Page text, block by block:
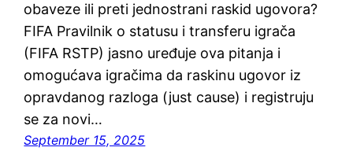
obaveze ili preti jednostrani raskid ugovora?
FIFA Pravilnik o statusu i transferu igrača
(FIFA RSTP) jasno uređuje ova pitanja i
omogućava igračima da raskinu ugovor iz
opravdanog razloga (just cause) i registruju
se za novi…
September 15, 2025